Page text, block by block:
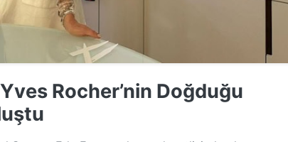
Rocher’nin Doğduğu